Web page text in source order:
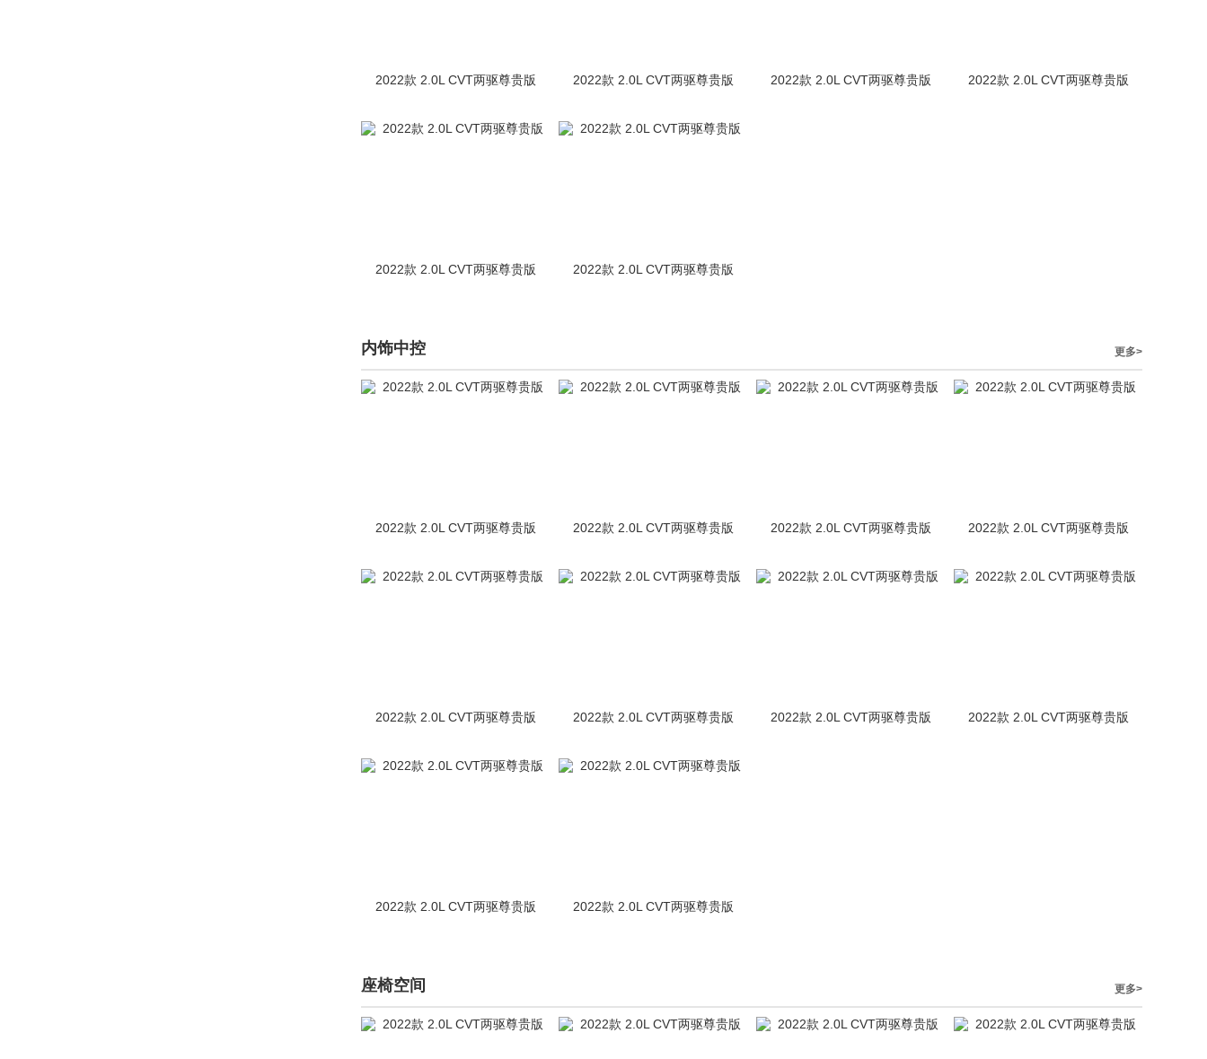
2022款 2.0L CVT两驱尊贵版 2022款 2.0L CVT两驱尊贵版 2022款 2.0L CVT两驱尊贵版 2022款 2.0L CVT两驱尊贵版
2022款 2.0L CVT两驱尊贵版 2022款 2.0L CVT两驱尊贵版
内饰中控 更多>
2022款 2.0L CVT两驱尊贵版 2022款 2.0L CVT两驱尊贵版 2022款 2.0L CVT两驱尊贵版 2022款 2.0L CVT两驱尊贵版
2022款 2.0L CVT两驱尊贵版 2022款 2.0L CVT两驱尊贵版 2022款 2.0L CVT两驱尊贵版 2022款 2.0L CVT两驱尊贵版
2022款 2.0L CVT两驱尊贵版 2022款 2.0L CVT两驱尊贵版
座椅空间 更多>